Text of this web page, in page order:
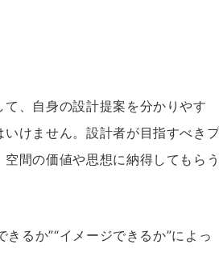
、自身の設計提案を分かりやす
けません。設計者が目指すべき
間の価値や思想に納得してもら
るか”“イメージできるか”によっ